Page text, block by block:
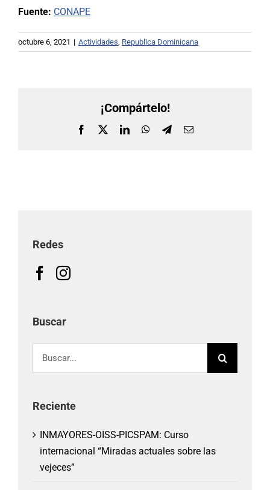
Fuente: CONAPE
octubre 6, 2021 | Actividades, Republica Dominicana
¡Compártelo!
Facebook LinkedInWhatsApp
TelegramCorreo
Redes
Buscar
Reciente
INMAYORES-OISS-PICSPAM: Curso
internacional “Miradas actuales sobre las
vejeces”